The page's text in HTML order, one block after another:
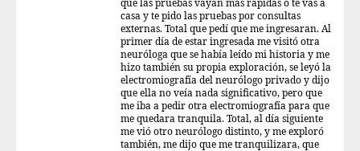
que las pruebas vayan más rápidas o te vas a
casa y te pido las pruebas por consultas
externas. Total que pedí que me ingresaran. Al
primer día de estar ingresada me visitó otra
neuróloga que se había leído mi historia y me
hizo también su propia exploración, se leyó la
electromiografía del neurólogo privado y dijo
que ella no veía nada significativo, pero que
me iba a pedir otra electromiografía para que
me quedara tranquila. Total, al día siguiente
me vió otro neurólogo distinto, y me exploró
también, me dijo que me tranquilizara, que